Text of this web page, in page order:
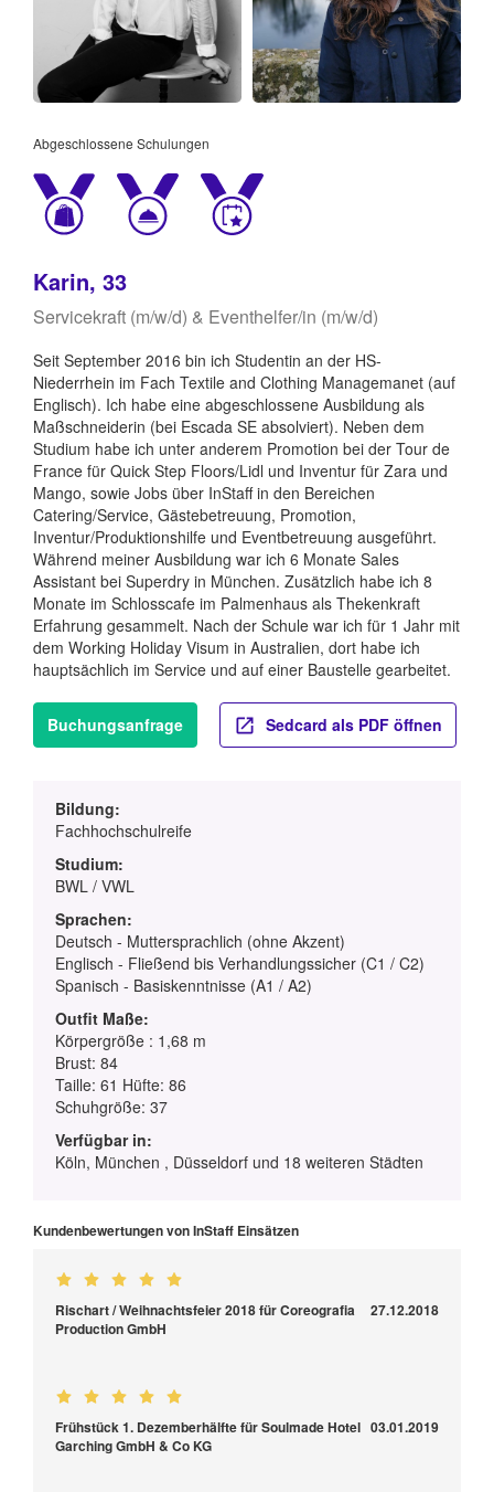
Abgeschlossene Schulungen
Karin, 33
Servicekraft (m/w/d) & Eventhelfer/in (m/w/d)
Seit September 2016 bin ich Studentin an der HS-
Niederrhein im Fach Textile and Clothing Managemanet (auf
Englisch). Ich habe eine abgeschlossene Ausbildung als
Maßschneiderin (bei Escada SE absolviert). Neben dem
Studium habe ich unter anderem Promotion bei der Tour de
France für Quick Step Floors/Lidl und Inventur für Zara und
Mango, sowie Jobs über InStaff in den Bereichen
Catering/Service, Gästebetreuung, Promotion,
Inventur/Produktionshilfe und Eventbetreuung ausgeführt.
Während meiner Ausbildung war ich 6 Monate Sales
Assistant bei Superdry in München. Zusätzlich habe ich 8
Monate im Schlosscafe im Palmenhaus als Thekenkraft
Erfahrung gesammelt. Nach der Schule war ich für 1 Jahr mit
dem Working Holiday Visum in Australien, dort habe ich
hauptsächlich im Service und auf einer Baustelle gearbeitet.
Buchungsanfrage Sedcard als PDF öffnen
Bildung:
Fachhochschulreife
Studium:
BWL / VWL
Sprachen:
Deutsch - Muttersprachlich (ohne Akzent)
Englisch - Fließend bis Verhandlungssicher (C1 / C2)
Spanisch - Basiskenntnisse (A1 / A2)
Outfit Maße:
Körpergröße : 1,68 m
Brust: 84
Taille: 61 Hüfte: 86
Schuhgröße: 37
Verfügbar in:
Köln, München , Düsseldorf und 18 weiteren Städten
Kundenbewertungen von InStaff Einsätzen
Rischart / Weihnachtsfeier 2018 für Coreografia
Production GmbH
27.12.2018
Frühstück 1. Dezemberhälfte für Soulmade Hotel
Garching GmbH & Co KG
03.01.2019